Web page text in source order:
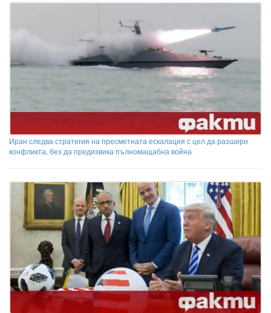
Иран следва стратегия на пресметната ескалация с цел да разшири
конфликта, без да предизвика пълномащабна война